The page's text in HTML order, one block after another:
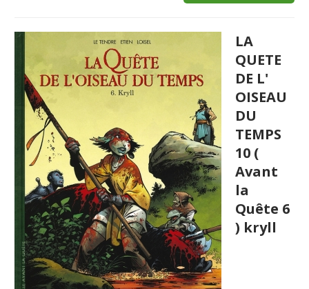
LA
QUETE
DE L'
OISEAU
DU
TEMPS
10 (
Avant
la
Quête 6
) kryll